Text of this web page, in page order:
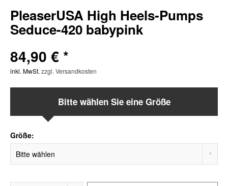
PleaserUSA High Heels-Pumps
Seduce-420 babypink
84,90 € *
inkl. MwSt. zzgl. Versandkosten
Bitte wählen Sie eine Größe
Größe: